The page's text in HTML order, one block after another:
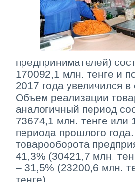
предпринимателей)
170092,1 млн. тенге и
2017 года увеличился
Объем реализации
аналогичный период
73674,1 млн. тенге или
периода прошлого
товарооборота
41,3% (30421,7 млн.
– 31,5% (23200,6 млн.
тенге).